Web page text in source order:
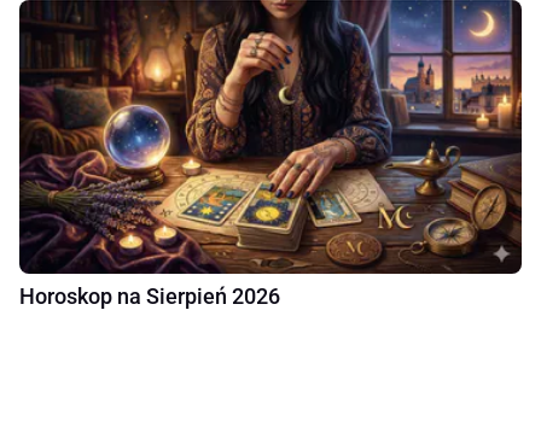
Horoskop na Sierpień 2026